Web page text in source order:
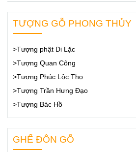
TƯỢNG GỖ PHONG THỦY
>Tượng phật Di Lặc
>Tượng Quan Công
>Tượng Phúc Lộc Thọ
>Tượng Trần Hưng Đạo
>Tượng Bác Hồ
GHẾ ĐÔN GỖ